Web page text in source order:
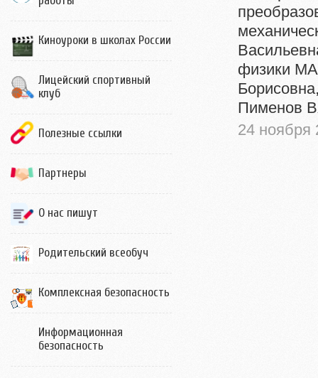
Киноуроки в школах России
Лицейский спортивный
клуб
Полезные ссылки
Партнеры
О нас пишут
Родительский всеобуч
Комплексная безопасность
Информационная
безопасность
физики
Пименов
24 ноября